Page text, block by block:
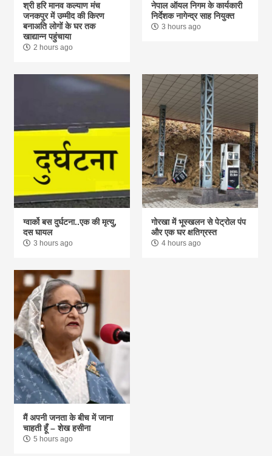
श्री हरि मानव कल्याण मंच
जनकपुर में उम्मीद की किरण
बनाअति लोगों के घर तक
खाद्यान्न पहुंचाया
2 hours ago
नेपाल ऑयल निगम के कार्यकारी
निर्देशक नागेन्द्र साह नियुक्त
3 hours ago
ग्वार्को बस दुर्घटना..एक की मृत्यु,
दस घायल
3 hours ago
गोरखा में भूस्खलन से पेट्रोल पंप
और एक घर क्षतिग्रस्त
4 hours ago
मैं अपनी जनता के बीच में जाना
चाहती हूँ – शेख हसीना
5 hours ago